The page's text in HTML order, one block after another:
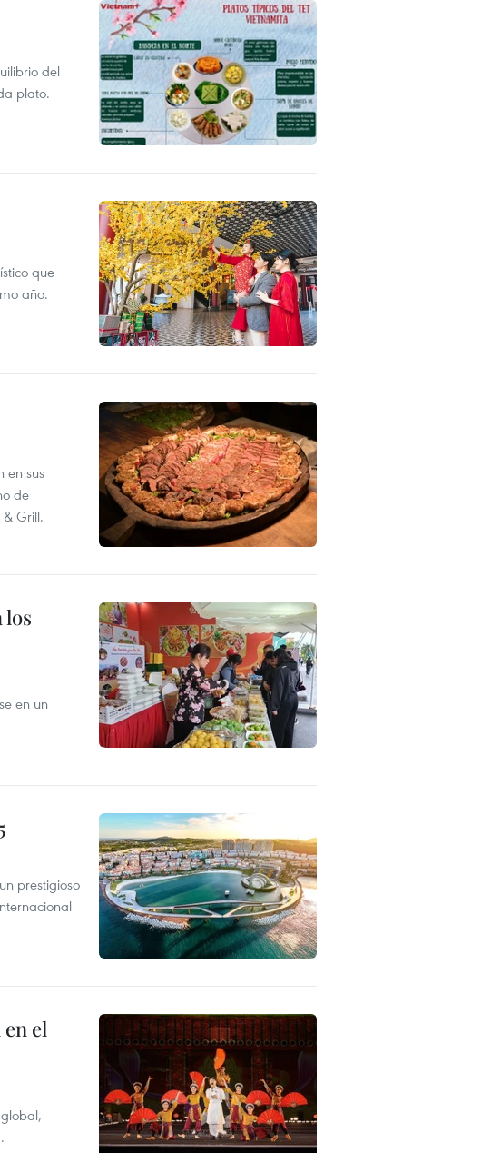
del
plato.
que
año.
en sus
de
Grill.
los
en un
prestigioso
el